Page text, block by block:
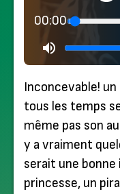
00:00
Inconcevable!
tous les temps
même pas son
y a vraiment
serait une bonne
princesse, un